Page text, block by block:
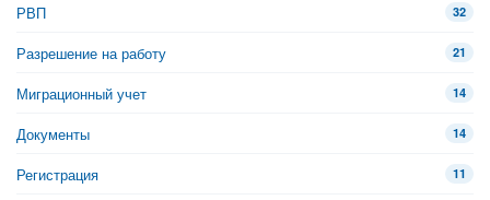
РВП 32
Разрешение на работу 21
Миграционный учет 14
Документы 14
Регистрация 11